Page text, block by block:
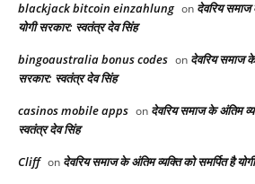
blackjack bitcoin einzahlung on देवरिय समाज
योगी सरकार: स्वतंत्र देव सिंह
bingoaustralia bonus codes on देवरिय समाज के
सरकार: स्वतंत्र देव सिंह
casinos mobile apps on देवरिय समाज के अंतिम
स्वतंत्र देव सिंह
Cliff on देवरिय समाज के अंतिम व्यक्ति को समर्पित है